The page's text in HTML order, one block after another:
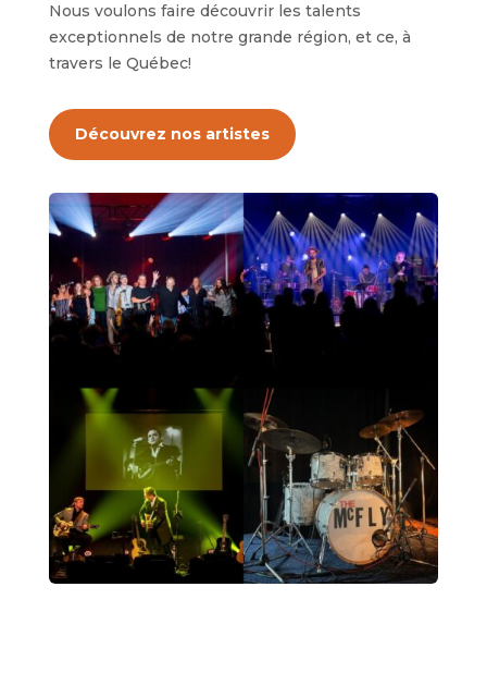
Nous voulons faire découvrir les talents
exceptionnels de notre grande région, et ce, à
travers le Québec!
Découvrez nos artistes